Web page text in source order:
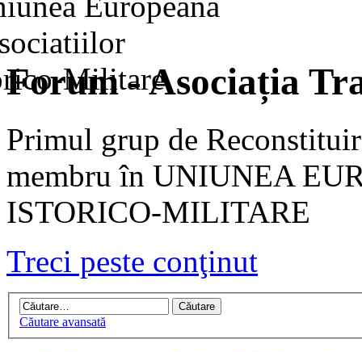
Forum - Asociația
Primul grup de
membru în UNIUNEA
ISTORICO-MILITARE
Treci peste conţinut
Căutare avansată